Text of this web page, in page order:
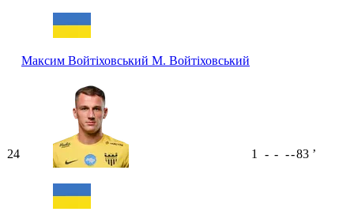
Максим Войтіховський М. Войтіховський
24 1 - - --83 ʼ